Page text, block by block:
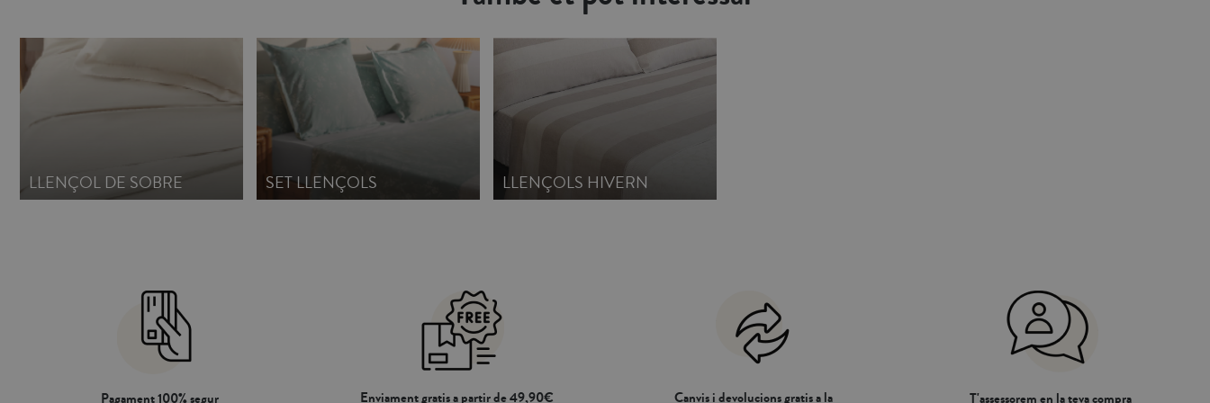
Crea la teva pròpia combinació amb la nostra col·lecció de
BÀSICS: fundes nòrdiques, llençols i fundes de coixí .
Fabricat a Portugal.
Crea la teva pròpia combinació amb la nostra col·lecció de
BÀSICS: fundes nòrdiques, llençols i fundes de coixí.
Fabricat a Portugal.
Crea la teva pròpia combinació amb la nostra col·lecció de
BÀSICS: fundes nòrdiques, llençols i fundes de coixí .
Fabricat a Portugal.
LLENÇOL DE SOBRE SET LLENÇOLS LLENÇOLS HIVERN
Pagament 100% segur Enviament gratis a partir de 49,90€ Canvis i devolucions gratis a la T'assessorem en la teva compra